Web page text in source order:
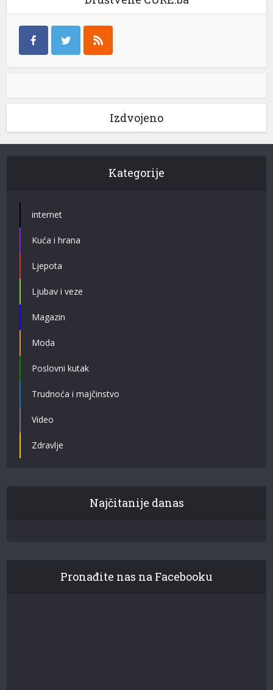
Izdvojeno
Kategorije
internet
Kuća i hrana
Ljepota
Ljubav i veze
Magazin
Moda
Poslovni kutak
Trudnoća i majčinstvo
Video
Zdravlje
Najčitanije danas
Pronađite nas na Facebooku